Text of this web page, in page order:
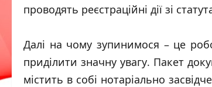
проводять реєстраційні дії зі
Далі на чому зупинимося – це
приділити значну увагу. Пакет
містить в собі нотаріально